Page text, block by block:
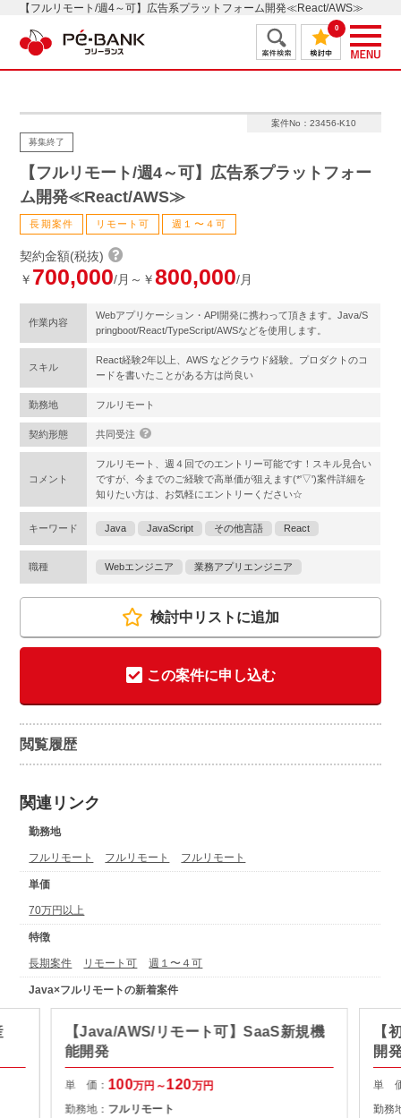
【フルリモート/週4～可】広告系プラットフォーム開発≪React/AWS≫
0
案件No：23456-K10
募集終了
【フルリモート/週4～可】広告系プラットフォー
ム開発≪React/AWS≫
長期案件 リモート可 週１〜４可
契約金額(税抜)
￥ 700,000/月～￥800,000/月
作業内容
Webアプリケーション・API開発に携わって頂きます。Java/S
pringboot/React/TypeScript/AWSなどを使用します。
スキル
React経験2年以上、AWS などクラウド経験。プロダクトのコ
ードを書いたことがある方は尚良い
勤務地 フルリモート
契約形態 共同受注
コメント
フルリモート、週４回でのエントリー可能です！スキル見合い
ですが、今までのご経験で高単価が狙えます(*'▽')案件詳細を
知りたい方は、お気軽にエントリーください☆
キーワード Java JavaScript その他言語 React
職種 Webエンジニア 業務アプリエンジニア
検討中リストに追加
この案件に申し込む
閲覧履歴
関連リンク
勤務地
フルリモート フルリモート フルリモート
単価
70万円以上
特徴
長期案件 リモート可 週１〜４可
Java×フルリモートの新着案件
【Java/AWS/リモート可】SaaS新規機
能開発
単 価： 100万円～120万円
勤務地： フルリモート
【
開
単
勤務